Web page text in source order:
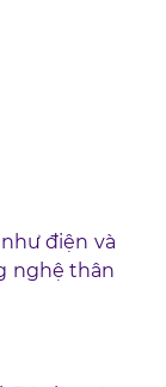
điện và
nghệ thân